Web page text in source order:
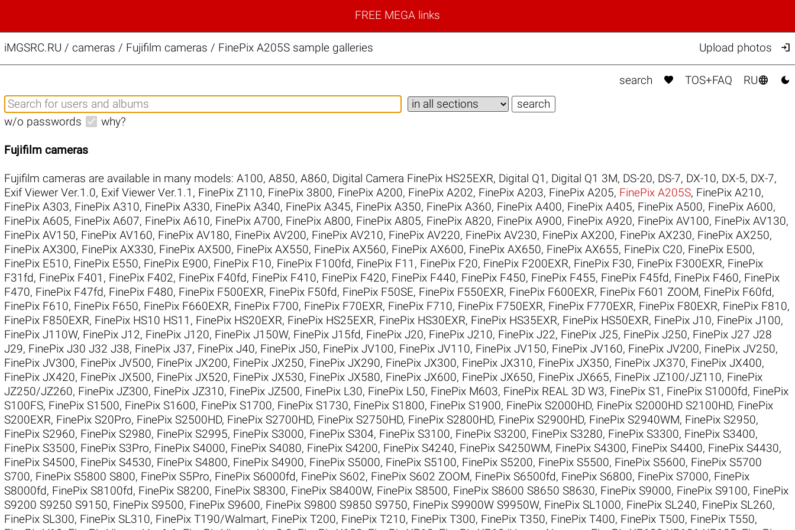
FREE MEGA links
iMGSRC.RU / cameras / Fujifilm cameras / FinePix A205S sample galleries Upload photos 
search  TOS+FAQ RU 
w/o passwords why?
Fujifilm cameras
Fujifilm cameras are available in many models: A100, A850, A860, Digital Camera FinePix HS25EXR, Digital Q1 , Digital Q1 3M, DS-20, DS-7, DX-10, DX-5, DX-7,
Exif Viewer Ver.1.0, Exif Viewer Ver.1.1 , FinePix Z110, FinePix 3800, FinePix A200, FinePix A202, FinePix A203, FinePix A205, FinePix A205S, FinePix A210,
FinePix A303, FinePix A310, FinePix A330, FinePix A340, FinePix A345, FinePix A350, FinePix A360, FinePix A400, FinePix A405, FinePix A500, FinePix A600,
FinePix A605, FinePix A607, FinePix A610, FinePix A700, FinePix A800, FinePix A805, FinePix A820, FinePix A900, FinePix A920, FinePix AV100, FinePix AV130,
FinePix AV150, FinePix AV160, FinePix AV180, FinePix AV200, FinePix AV210, FinePix AV220, FinePix AV230, FinePix AX200, FinePix AX230, FinePix AX250,
FinePix AX300, FinePix AX330, FinePix AX500, FinePix AX550, FinePix AX560, FinePix AX600, FinePix AX650, FinePix AX655, FinePix C20, FinePix E500,
FinePix E510, FinePix E550, FinePix E900, FinePix F10, FinePix F100fd, FinePix F11 , FinePix F20, FinePix F200EXR, FinePix F30, FinePix F300EXR, FinePix
F31fd, FinePix F401 , FinePix F402, FinePix F40fd, FinePix F410, FinePix F420, FinePix F440, FinePix F450, FinePix F455, FinePix F45fd, FinePix F460, FinePix
F470, FinePix F47fd, FinePix F480, FinePix F500EXR, FinePix F50fd, FinePix F50SE, FinePix F550EXR, FinePix F600EXR, FinePix F601 ZOOM, FinePix F60fd,
FinePix F610, FinePix F650, FinePix F660EXR, FinePix F700, FinePix F70EXR, FinePix F710, FinePix F750EXR, FinePix F770EXR, FinePix F80EXR, FinePix F810,
FinePix F850EXR, FinePix HS10 HS11 , FinePix HS20EXR, FinePix HS25EXR, FinePix HS30EXR, FinePix HS35EXR, FinePix HS50EXR, FinePix J10, FinePix J100,
FinePix J110W, FinePix J12, FinePix J120, FinePix J150W, FinePix J15fd, FinePix J20, FinePix J210, FinePix J22, FinePix J25, FinePix J250, FinePix J27 J28
J29, FinePix J30 J32 J38, FinePix J37, FinePix J40, FinePix J50, FinePix JV100, FinePix JV110, FinePix JV150, FinePix JV160, FinePix JV200, FinePix JV250,
FinePix JV300, FinePix JV500, FinePix JX200, FinePix JX250, FinePix JX290, FinePix JX300, FinePix JX310, FinePix JX350, FinePix JX370, FinePix JX400,
FinePix JX420, FinePix JX500, FinePix JX520, FinePix JX530, FinePix JX580, FinePix JX600, FinePix JX650, FinePix JX665, FinePix JZ100/JZ110, FinePix
JZ250/JZ260, FinePix JZ300, FinePix JZ310, FinePix JZ500, FinePix L30, FinePix L50, FinePix M603, FinePix REAL 3D W3, FinePix S1 , FinePix S1000fd, FinePix
S100FS, FinePix S1500, FinePix S1600, FinePix S1700, FinePix S1730, FinePix S1800, FinePix S1900, FinePix S2000HD, FinePix S2000HD S2100HD, FinePix
S200EXR, FinePix S20Pro, FinePix S2500HD, FinePix S2700HD, FinePix S2750HD, FinePix S2800HD, FinePix S2900HD, FinePix S2940WM, FinePix S2950,
FinePix S2960, FinePix S2980, FinePix S2995, FinePix S3000, FinePix S304, FinePix S3100, FinePix S3200, FinePix S3280, FinePix S3300, FinePix S3400,
FinePix S3500, FinePix S3Pro, FinePix S4000, FinePix S4080, FinePix S4200, FinePix S4240, FinePix S4250WM, FinePix S4300, FinePix S4400, FinePix S4430,
FinePix S4500, FinePix S4530, FinePix S4800, FinePix S4900, FinePix S5000, FinePix S5100, FinePix S5200, FinePix S5500, FinePix S5600, FinePix S5700
S700, FinePix S5800 S800, FinePix S5Pro, FinePix S6000fd, FinePix S602, FinePix S602 ZOOM, FinePix S6500fd, FinePix S6800, FinePix S7000, FinePix
S8000fd, FinePix S8100fd, FinePix S8200, FinePix S8300, FinePix S8400W, FinePix S8500, FinePix S8600 S8650 S8630, FinePix S9000, FinePix S9100, FinePix
S9200 S9250 S9150, FinePix S9500, FinePix S9600, FinePix S9800 S9850 S9750, FinePix S9900W S9950W, FinePix SL1000, FinePix SL240, FinePix SL260,
FinePix SL300, FinePix SL310, FinePix T190/Walmart, FinePix T200, FinePix T210, FinePix T300, FinePix T350, FinePix T400, FinePix T500, FinePix T550,